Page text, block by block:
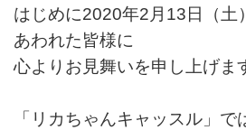
はじめに2020年2月13日（土
あわれた皆様に
心よりお見舞いを申し上げま
「リカちゃんキャッスル」